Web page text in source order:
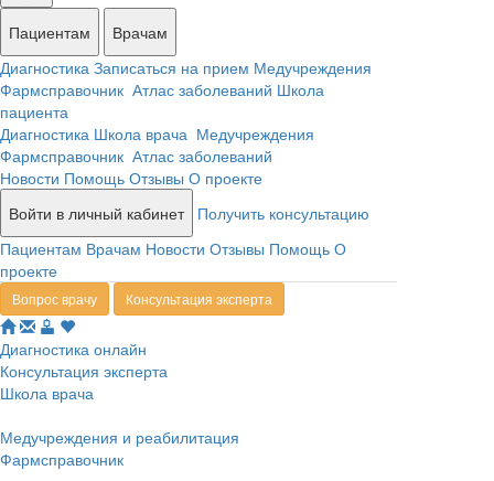
Пациентам
Врачам
Диагностика Записаться на прием Медучреждения
Фармсправочник Атлас заболеваний Школа
пациента
Диагностика Школа врача Медучреждения
Фармсправочник Атлас заболеваний
Новости Помощь Отзывы О проекте
Войти в личный кабинет
Получить консультацию
Пациентам Врачам Новости Отзывы Помощь О
проекте
Вопрос врачу Консультация эксперта
Диагностика онлайн
Консультация эксперта
Школа врача
Медучреждения и реабилитация
Фармсправочник